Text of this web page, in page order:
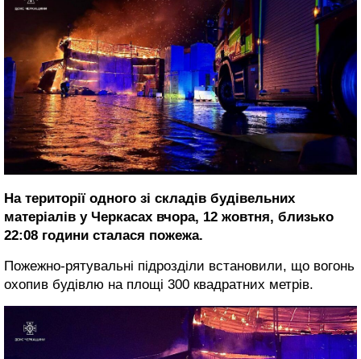
На території одного зі складів будівельних
матеріалів у Черкасах вчора, 12 жовтня, близько
22:08 години сталася пожежа.
Пожежно-рятувальні підрозділи встановили, що вогонь
охопив будівлю на площі 300 квадратних метрів.